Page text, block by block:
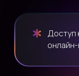
Доступ